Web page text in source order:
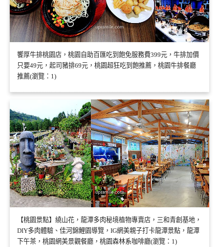
饗厚牛排桃園店，桃園自助百匯吃到飽免服務費399元，牛排加價
只要49元，起司豬排69元，桃園超狂吃到飽推薦，桃園牛排餐廳
推薦(瀏覽：1)
【桃園景點】繞山花，龍潭多肉秘境植物專賣店，三和青創基地，
DIY多肉體驗、佳河錦鯉園導覽，IG網美親子打卡龍潭景點，龍潭
下午茶，桃園網美景觀餐廳，桃園森林系咖啡廳(瀏覽：1)